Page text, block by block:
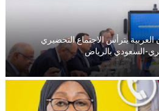
يترأس الاجتماع التحضيري
السعودي بالرياض